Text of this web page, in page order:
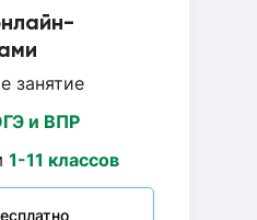
занятие
и ВПР
1-11 классов